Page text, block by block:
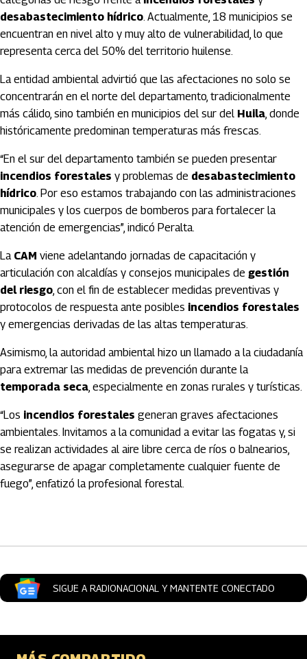
desabastecimiento hídrico. Actualmente, 18 municipios se
encuentran en nivel alto y muy alto de vulnerabilidad, lo que
representa cerca del 50% del territorio huilense.
La entidad ambiental advirtió que las afectaciones no solo se
concentrarán en el norte del departamento, tradicionalmente
más cálido, sino también en municipios del sur del Huila, donde
históricamente predominan temperaturas más frescas.
“En el sur del departamento también se pueden presentar
incendios forestales y problemas de desabastecimiento
hídrico. Por eso estamos trabajando con las administraciones
municipales y los cuerpos de bomberos para fortalecer la
atención de emergencias”, indicó Peralta.
La CAM viene adelantando jornadas de capacitación y
articulación con alcaldías y consejos municipales de gestión
del riesgo, con el fin de establecer medidas preventivas y
protocolos de respuesta ante posibles incendios forestales
y emergencias derivadas de las altas temperaturas.
Asimismo, la autoridad ambiental hizo un llamado a la ciudadanía
para extremar las medidas de prevención durante la
temporada seca, especialmente en zonas rurales y turísticas.
“Los incendios forestales generan graves afectaciones
ambientales. Invitamos a la comunidad a evitar las fogatas y, si
se realizan actividades al aire libre cerca de ríos o balnearios,
asegurarse de apagar completamente cualquier fuente de
fuego”, enfatizó la profesional forestal.
SIGUE A RADIONACIONAL Y MANTENTE CONECTADO